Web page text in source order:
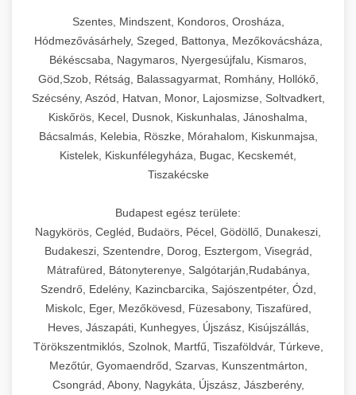
Szentes, Mindszent, Kondoros, Orosháza,
Hódmezővásárhely, Szeged, Battonya, Mezőkovácsháza,
Békéscsaba, Nagymaros, Nyergesújfalu, Kismaros,
Göd,Szob, Rétság, Balassagyarmat, Romhány, Hollókő,
Szécsény, Aszód, Hatvan, Monor, Lajosmizse, Soltvadkert,
Kiskőrös, Kecel, Dusnok, Kiskunhalas, Jánoshalma,
Bácsalmás, Kelebia, Röszke, Mórahalom, Kiskunmajsa,
Kistelek, Kiskunfélegyháza, Bugac, Kecskemét,
Tiszakécske
Budapest egész területe:
Nagykörös, Cegléd, Budaörs, Pécel, Gödöllő, Dunakeszi,
Budakeszi, Szentendre, Dorog, Esztergom, Visegrád,
Mátrafüred, Bátonyterenye, Salgótarján,Rudabánya,
Szendrő, Edelény, Kazincbarcika, Sajószentpéter, Ózd,
Miskolc, Eger, Mezőkövesd, Füzesabony, Tiszafüred,
Heves, Jászapáti, Kunhegyes, Újszász, Kisújszállás,
Törökszentmiklós, Szolnok, Martfű, Tiszaföldvár, Túrkeve,
Mezőtúr, Gyomaendrőd, Szarvas, Kunszentmárton,
Csongrád, Abony, Nagykáta, Újszász, Jászberény,